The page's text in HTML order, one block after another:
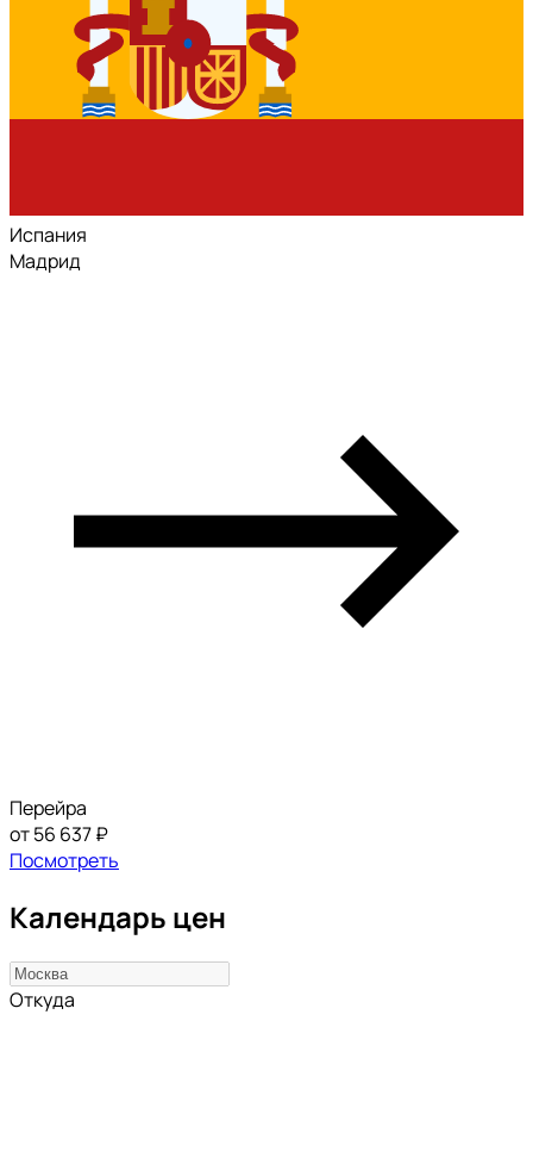
Испания
Мадрид
Перейра
от 56 637 ₽
Посмотреть
Календарь цен
Откуда